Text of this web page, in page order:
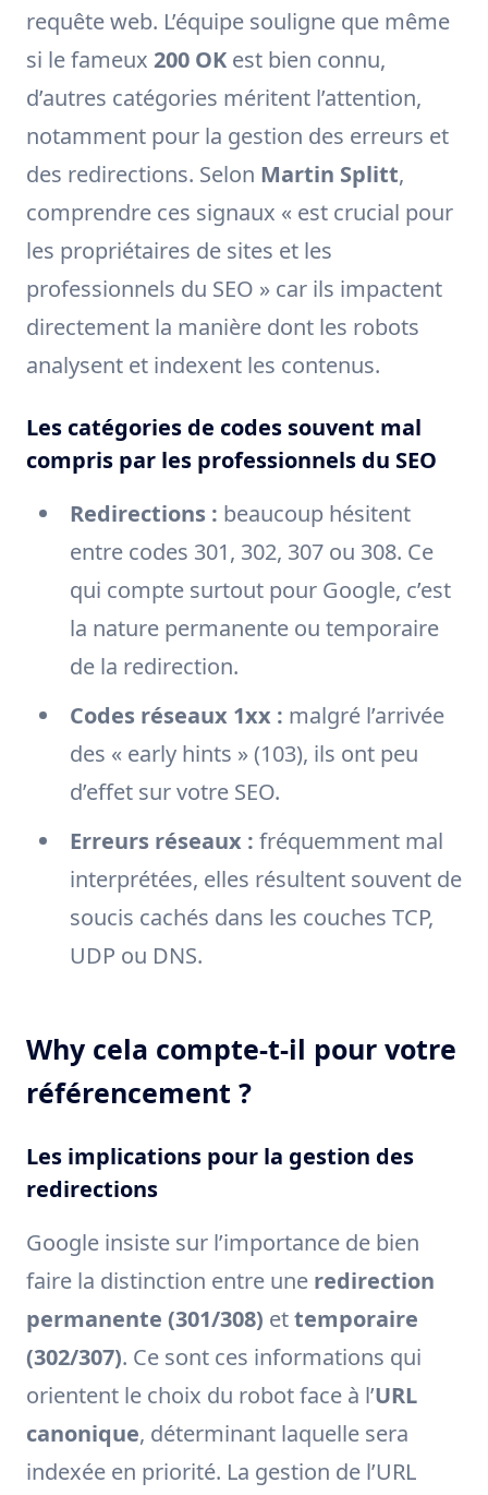
requête web. L’équipe souligne que même
si le fameux 200 OK est bien connu,
d’autres catégories méritent l’attention,
notamment pour la gestion des erreurs et
des redirections. Selon Martin Splitt,
comprendre ces signaux « est crucial pour
les propriétaires de sites et les
professionnels du SEO » car ils impactent
directement la manière dont les robots
analysent et indexent les contenus.
Les catégories de codes souvent mal
compris par les professionnels du SEO
Redirections : beaucoup hésitent
entre codes 301, 302, 307 ou 308. Ce
qui compte surtout pour Google, c’est
la nature permanente ou temporaire
de la redirection.
Codes réseaux 1xx : malgré l’arrivée
des « early hints » (103), ils ont peu
d’effet sur votre SEO.
Erreurs réseaux : fréquemment mal
interprétées, elles résultent souvent de
soucis cachés dans les couches TCP,
UDP ou DNS.
Why cela compte-t-il pour votre
référencement ?
Les implications pour la gestion des
redirections
Google insiste sur l’importance de bien
faire la distinction entre une redirection
permanente (301/308) ettemporaire
(302/307). Ce sont ces informations qui
orientent le choix du robot face à l’URL
canonique, déterminant laquelle sera
indexée en priorité. La gestion de l’URL